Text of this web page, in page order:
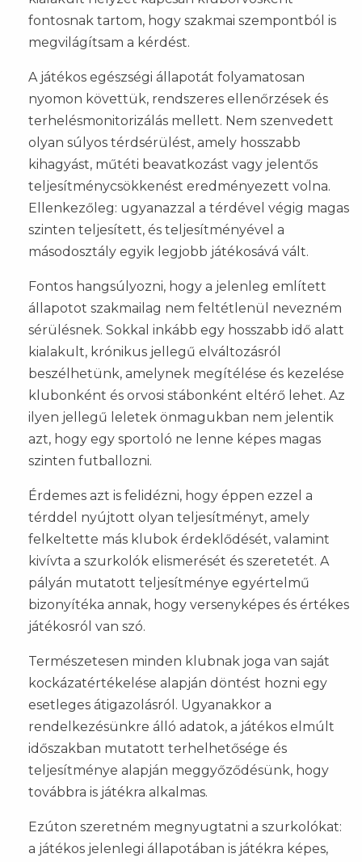
fontosnak tartom, hogy szakmai szempontból is
megvilágítsam a kérdést.
A játékos egészségi állapotát folyamatosan
nyomon követtük, rendszeres ellenőrzések és
terhelésmonitorizálás mellett. Nem szenvedett
olyan súlyos térdsérülést, amely hosszabb
kihagyást, műtéti beavatkozást vagy jelentős
teljesítménycsökkenést eredményezett volna.
Ellenkezőleg: ugyanazzal a térdével végig magas
szinten teljesített, és teljesítményével a
másodosztály egyik legjobb játékosává vált.
Fontos hangsúlyozni, hogy a jelenleg említett
állapotot szakmailag nem feltétlenül nevezném
sérülésnek. Sokkal inkább egy hosszabb idő alatt
kialakult, krónikus jellegű elváltozásról
beszélhetünk, amelynek megítélése és kezelése
klubonként és orvosi stábonként eltérő lehet. Az
ilyen jellegű leletek önmagukban nem jelentik
azt, hogy egy sportoló ne lenne képes magas
szinten futballozni.
Érdemes azt is felidézni, hogy éppen ezzel a
térddel nyújtott olyan teljesítményt, amely
felkeltette más klubok érdeklődését, valamint
kivívta a szurkolók elismerését és szeretetét. A
pályán mutatott teljesítménye egyértelmű
bizonyítéka annak, hogy versenyképes és értékes
játékosról van szó.
Természetesen minden klubnak joga van saját
kockázatértékelése alapján döntést hozni egy
esetleges átigazolásról. Ugyanakkor a
rendelkezésünkre álló adatok, a játékos elmúlt
időszakban mutatott terhelhetősége és
teljesítménye alapján meggyőződésünk, hogy
továbbra is játékra alkalmas.
Ezúton szeretném megnyugtatni a szurkolókat:
a játékos jelenlegi állapotában is játékra képes,